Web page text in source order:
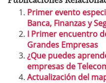
Primer evento
Banca, Finanzas y
I Primer encuentro
Grandes Empresas
¿Que puedes
empresas de
Actualización del